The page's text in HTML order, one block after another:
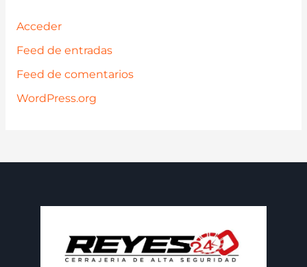
Acceder
Feed de entradas
Feed de comentarios
WordPress.org